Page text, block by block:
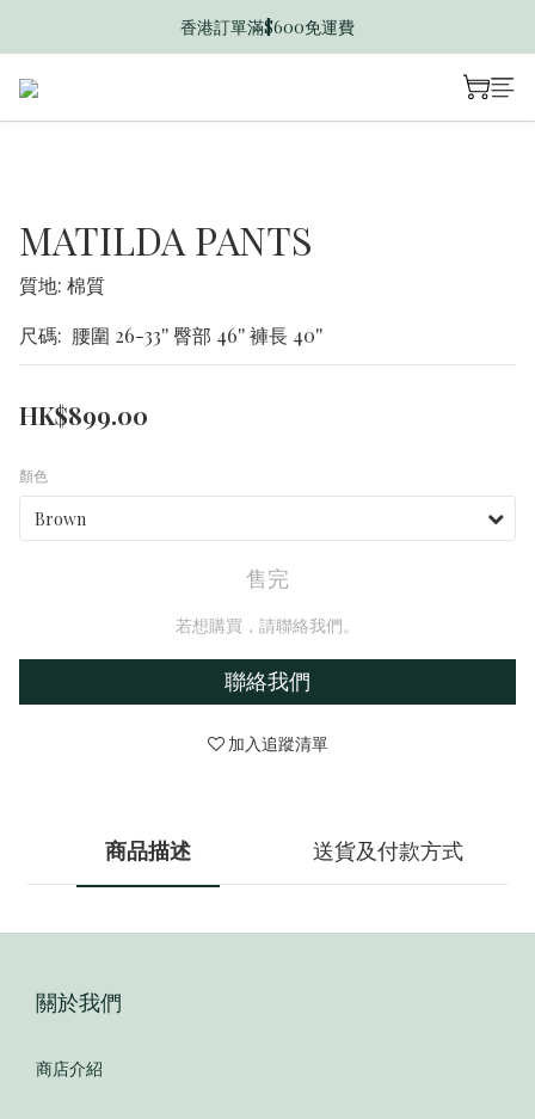
香港訂單滿$600免運費
香港訂單滿$600免運費
MATILDA PANTS
質地: 棉質
尺碼:  腰圍 26-33'' 臀部 46'' 褲長 40''
HK$899.00
顏色
售完
若想購買，請聯絡我們。
聯絡我們
加入追蹤清單
商品描述 送貨及付款方式
關於我們
商店介紹